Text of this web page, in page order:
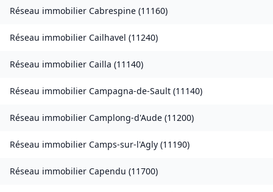
Réseau immobilier Cabrespine (11160)
Réseau immobilier Cailhavel (11240)
Réseau immobilier Cailla (11140)
Réseau immobilier Campagna-de-Sault (11140)
Réseau immobilier Camplong-d'Aude (11200)
Réseau immobilier Camps-sur-l'Agly (11190)
Réseau immobilier Capendu (11700)